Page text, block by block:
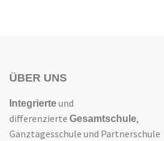
ÜBER UNS
Integrierteund
differenzierte Gesamtschule,
Ganztagesschule und Partnerschule